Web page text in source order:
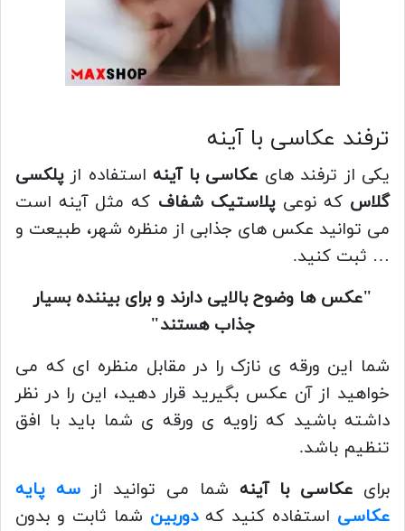
ترفند عکاسی با آینه
یکی از ترفند های عکاسی با آینهاستفاده از پلکسی
گلاس که نوعیپلاستیک شفاف که مثل آینه است
می توانید عکس های جذابی از منظره شهر، طبیعت و
… ثبت کنید.
"عکس ها وضوح بالایی دارند و برای بیننده بسیار
جذاب هستند"
شما این ورقه ی نازک را در مقابل منظره ای که می
خواهید از آن عکس بگیرید قرار دهید، این را در نظر
داشته باشید که زاویه ی ورقه ی شما باید با افق
تنظیم باشد.
برای عکاسی با آینه شما می توانید از سه پایه
عکاسی استفاده کنید کهدوربین شما ثابت و بدون